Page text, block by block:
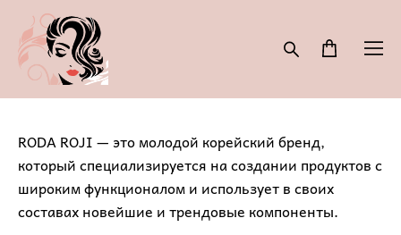
RODA ROJI — это молодой корейский бренд,
который специализируется на создании продуктов с
широким функционалом и использует в своих
составах новейшие и трендовые компоненты.